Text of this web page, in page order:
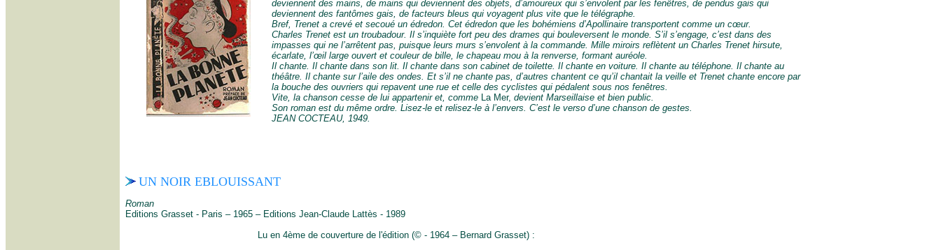
deviennent des mains, de mains qui deviennent des objets, d’amoureux qui s’envolent par les fenêtres, de pendus gais qui
deviennent des fantômes gais, de facteurs bleus qui voyagent plus vite que le télégraphe.
Bref, Trenet a crevé et secoué un édredon. Cet édredon que les bohémiens d’Apollinaire transportent comme un cœur.
Charles Trenet est un troubadour. Il s’inquiète fort peu des drames qui bouleversent le monde. S’il s’engage, c’est dans des
impasses qui ne l’arrêtent pas, puisque leurs murs s’envolent à la commande. Mille miroirs reflètent un Charles Trenet hirsute,
écarlate, l’œil large ouvert et couleur de bille, le chapeau mou à la renverse, formant auréole.
Il chante. Il chante dans son lit. Il chante dans son cabinet de toilette. Il chante en voiture. Il chante au téléphone. Il chante au
théâtre. Il chante sur l’aile des ondes. Et s’il ne chante pas, d’autres chantent ce qu’il chantait la veille et Trenet chante encore par
la bouche des ouvriers qui repavent une rue et celle des cyclistes qui pédalent sous nos fenêtres.
Vite, la chanson cesse de lui appartenir et, comme La Mer, devient Marseillaise et bien public.
Son roman est du même ordre. Lisez-le et relisez-le à l’envers. C’est le verso d’une chanson de gestes.
JEAN COCTEAU, 1949.
UN NOIR EBLOUISSANT
Roman
Editions Grasset - Paris – 1965 – Editions Jean-Claude Lattès - 1989
Lu en 4ème de couverture de l'édition (© - 1964 – Bernard Grasset) :